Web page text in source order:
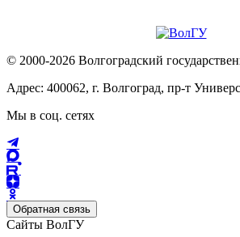
© 2000-2026 Волгоградский
Адрес: 400062, г. Волгоград, пр-т
Мы в соц. сетях
Обратная связь
Сайты ВолГУ